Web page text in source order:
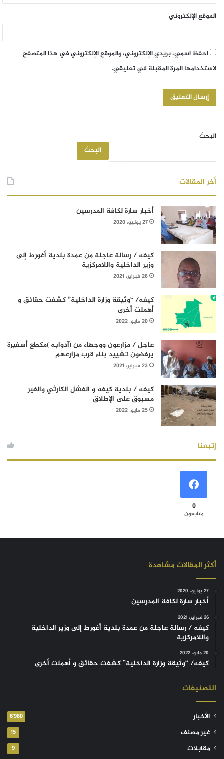
الموقع الإلكتروني
احفظ اسمي، بريدي الإلكتروني، والموقع الإلكتروني في هذا المتصفح
لاستخدامها المرة المقبلة في تعليقي.
البحث
البحث
أخر المقالات
أخبار سارة لكافة المدرسين
27 يونيو، 2020
كيفه / رسالة عاجلة من عمدة بلدية أغورط إلى
وزير الداخلية واللامركزية
26 فبراير، 2021
كيفه/ “وثيقة وزارة الداخلية” كشفت حقائق و
أهملت أخرى
20 مايو، 2022
عاجل / مزارعون ووجهاء من (آدوابه )مكطع أسفيرة
يرفضون تشييد بناء قرب مزارعهم
23 فبراير، 2021
كيفه / بلدية كيفه و الفشل الكارثي والغير
مسبوق على الإطلاق
25 مايو، 2022
إتبعنا
0
متابعون
أكثر المقالات مشاهدة
27 يونيو، 2020
أخبار سارة لكافة المدرسين
26 فبراير، 2021
كيفه / رسالة عاجلة من عمدة بلدية أغورط إلى وزير الداخلية
واللامركزية
20 مايو، 2022
كيفه/ “وثيقة وزارة الداخلية” كشفت حقائق و أهملت أخرى
التصنيفات
الأخبار 6٬980
غير مصنف 15
مقابلات 9